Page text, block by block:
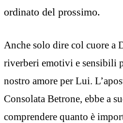
ordinato del prossimo.
Anche solo dire col cuore a
riverberi emotivi e sensibili
nostro amore per Lui.
Consolata Betrone, ebbe a
comprendere quanto è